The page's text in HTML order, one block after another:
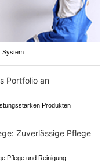
System
Produkten
Pflege und Reinigung